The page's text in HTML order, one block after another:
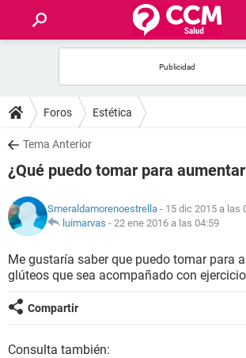
FOROS
SALUD
FAMILIA
NUTRICIÓN
BIENESTAR
SEXUALIDAD
GLOSARIO
Foros Estética
Tema Anterior
¿Qué puedo tomar para
Smeraldamorenoestrella - 15 dic 2015 a las
luimarvas - 22 ene 2016 a las 04:59
Me gustaría saber que puedo tomar para
glúteos que sea acompañado con ejercicio
Compartir
Consulta también: